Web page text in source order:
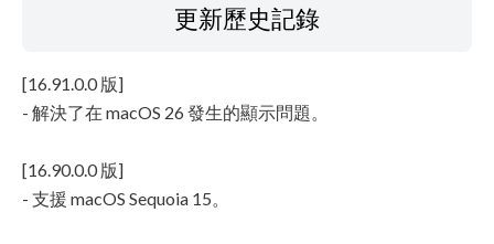
更新歷史記錄
[16.91.0.0 版]
- 解決了在 macOS 26 發生的顯示問題。
[16.90.0.0 版]
- 支援 macOS Sequoia 15。